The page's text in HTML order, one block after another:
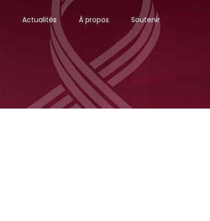
Actualités À propos Soutenir